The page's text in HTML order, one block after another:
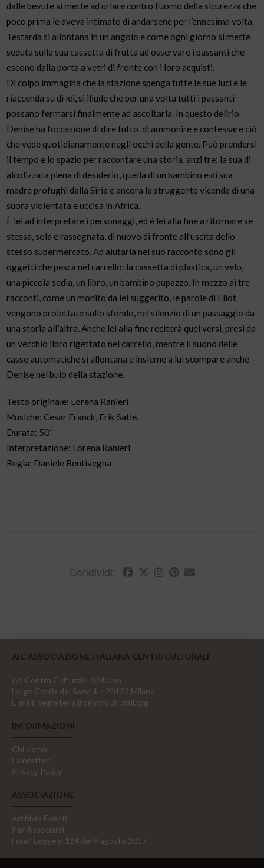
dalle bevute si mette ad urlare contro l’uomo della sicurezza che
poco prima le aveva intimato di andarsene per l’ennesima volta.
Testarda si allontana in un angolo e come ogni giorno si mette
seduta sulla sua cassetta di frutta ad osservare i passanti che
escono dalla porta a vetri di fronte con i loro acquisti.
Di colpo immagina che la stazione spenga tutte le sue luci e le
riaccenda su di lei, si illude che per una volta tutti i passanti
possano fermarsi finalmente ad ascoltarla. In questo delirio
Denise ha l’occasione di dire tutto, di ammonire e confessare ciò
che vede quotidianamente negli occhi della gente. Può prendersi
il tempo e lo spazio per raccontare una storia, anzi tre: la sua di
alcolizzata piena di desiderio, quella di un bambino e di sua
madre profughi dalla Siria e ancora la struggente vicenda di una
suora violentata e uccisa in Africa.
È lei ad interpretare i personaggi, ed è lei alla fine a ritornare se
stessa, sola e rassegnata, di nuovo di fronte all’uscita dello
stesso supermercato. Ad aiutarla nel suo racconto sono gli
oggetti che pesca nel carrello: la cassetta di plastica, un velo,
una piccola sedia, un libro, un bambino pupazzo. In mezzo ai tre
racconti, come un monito da lei suggerito, le parole di Eliot
vengono proiettate sullo sfondo, nel silenzio di un passaggio da
una storia all’altra. Anche lei alla fine reciterà quei versi, presi da
un vecchio libro rigettato nel carrello, mentre il suono delle
casse automatiche si allontana e insieme a lui scompare anche
Denise nel buio della stazione.
Testo originale: Lorena Ranieri
Musiche: Cesar Franck, Erik Satie.
Durata: 50”
Interpretazione: Lorena Ranieri
Regia: Daniele Bentivegna
Condividi:
AIC ASSOCIAZIONE ITALIANA CENTRI CULTURALI
c/o Centro Culturale di Milano
Largo Corsia dei Servi 4, - 20122 Milano
E-mail: segreteria@centriculturali.org
INFORMAZIONI
Chi siamo
Contattaci
Privacy Policy
ASSOCIAZIONE
Archivio Eventi
Per Associarsi
Fondi Legge n.124 del 4 agosto 2017